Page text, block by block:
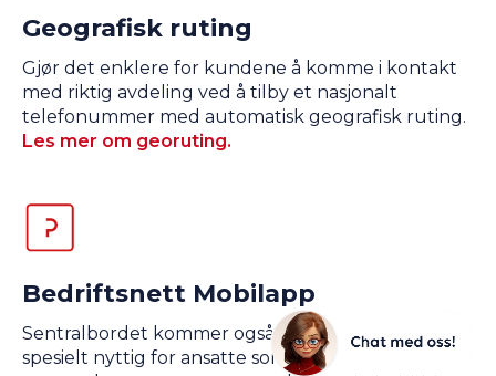
Geografisk ruting
Gjør det enklere for kundene å komme i kontakt
med riktig avdeling ved å tilby et nasjonalt
telefonummer med automatisk geografisk ruting.
Les mer om georuting.
Bedriftsnett Mobilapp
Sentralbordet kommer også i lommeformat -
spesielt nyttig for ansatte som ofte er på farten og